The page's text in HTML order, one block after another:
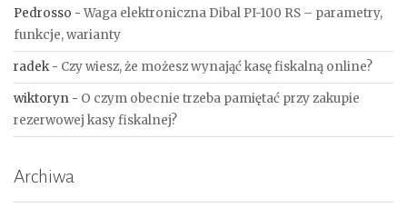
Pedrosso -Waga elektroniczna Dibal PI-100 RS – parametry,
funkcje, warianty
radek- Czy wiesz, że możesz wynająć kasę fiskalną online?
wiktoryn - O czym obecnie trzeba pamiętać przy zakupie
rezerwowej kasy fiskalnej?
Archiwa